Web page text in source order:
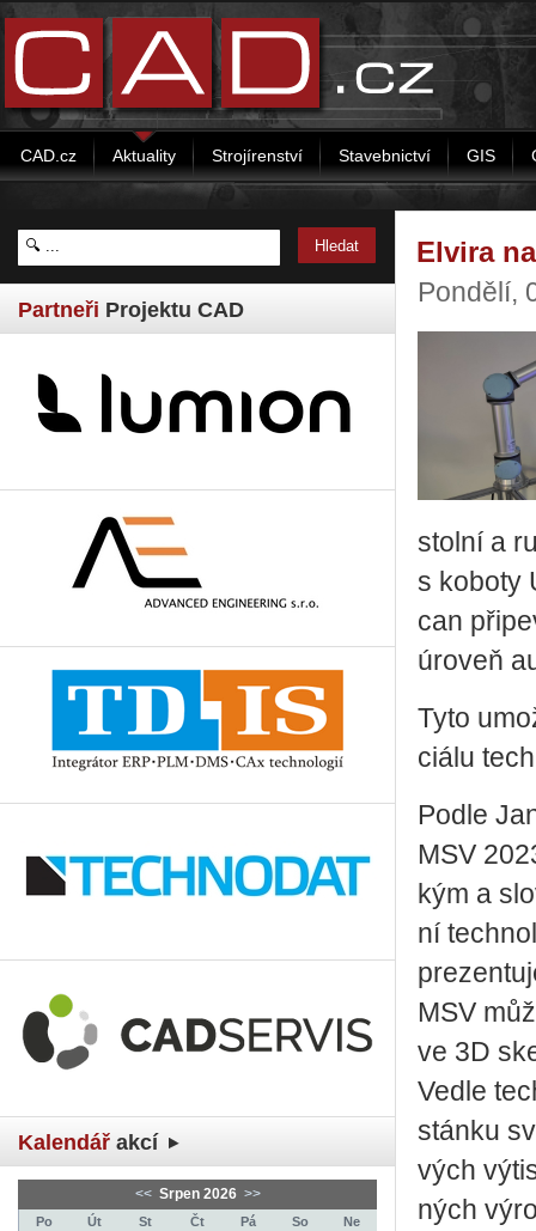
CAD.cz Aktuality Strojírenství Stavebnictví GIS
Partneři Projektu CAD
Kalendář akcí
<< Srpen 2026 >>
Po Út St Čt Pá So
Ne
Elvira
Pondělí,
stol­ní a
s ko­bo­ty
can
úroveň
Tyto
ci­á­lu
Podle
MSV
kým a
ní
MSV
ve 3D
Vedle
stán­ku
vých
ných